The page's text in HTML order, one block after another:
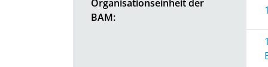
Organisationseinheit der
BAM: